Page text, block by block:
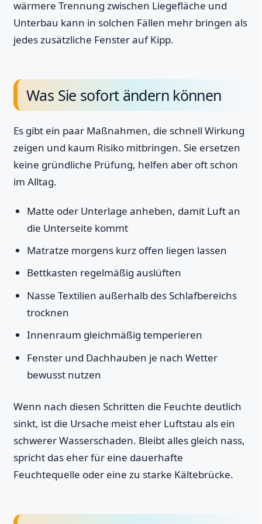
wärmere Trennung zwischen Liegefläche und
Unterbau kann in solchen Fällen mehr bringen als
jedes zusätzliche Fenster auf Kipp.
Was Sie sofort ändern können
Es gibt ein paar Maßnahmen, die schnell Wirkung
zeigen und kaum Risiko mitbringen. Sie ersetzen
keine gründliche Prüfung, helfen aber oft schon
im Alltag.
Matte oder Unterlage anheben, damit Luft an
die Unterseite kommt
Matratze morgens kurz offen liegen lassen
Bettkasten regelmäßig auslüften
Nasse Textilien außerhalb des Schlafbereichs
trocknen
Innenraum gleichmäßig temperieren
Fenster und Dachhauben je nach Wetter
bewusst nutzen
Wenn nach diesen Schritten die Feuchte deutlich
sinkt, ist die Ursache meist eher Luftstau als ein
schwerer Wasserschaden. Bleibt alles gleich nass,
spricht das eher für eine dauerhafte
Feuchtequelle oder eine zu starke Kältebrücke.